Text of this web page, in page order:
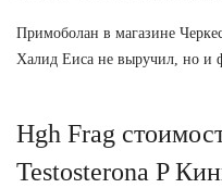
Примоболан в магазине
Халид Еиса не выручил, но и
Hgh Frag
Testosterona P